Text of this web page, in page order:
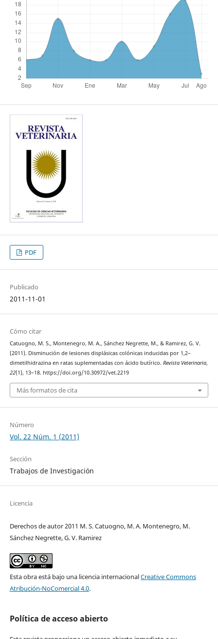
PDF
Publicado
2011-11-01
Cómo citar
Catuogno, M. S., Montenegro, M. A., Sánchez Negrette, M., & Ramirez, G. V.
(2011). Disminución de lesiones displásicas colónicas inducidas por 1,2–
dimetilhidrazina en ratas suplementadas con ácido butírico. Revista Veterinaria,
22(1), 13–18. https://doi.org/10.30972/vet.2219
Más formatos de cita
Número
Vol. 22 Núm. 1 (2011)
Sección
Trabajos de Investigación
Licencia
Derechos de autor 2011 M. S. Catuogno, M. A. Montenegro, M.
Sánchez Negrette, G. V. Ramirez
Esta obra está bajo una licencia internacionalCreative Commons
Atribución-NoComercial 4.0.
Política de acceso abierto